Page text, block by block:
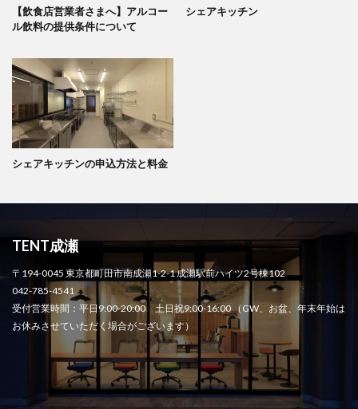
【飲食店営業者さまへ】アルコー
ル飲料の提供条件について
シェアキッチン
シェアキッチンの申込方法と料金
TENT成瀬
〒194-0045 東京都町田市南成瀬1-2-1 成瀬駅前ハイツ2号棟102
042-785-4541
受付営業時間：平日9:00-20:00 土日祝9:00-16:00 （GW、お盆、年末年始は
お休みさせていただく場合がございます）